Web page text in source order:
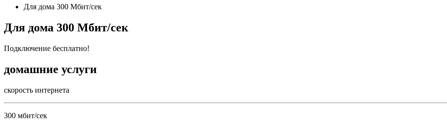
Для дома 300 Мбит/сек
Для дома 300 Мбит/сек
Подключение бесплатно!
домашние услуги
скорость интернета
300 мбит/сек